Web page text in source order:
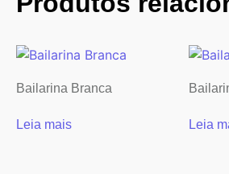
Bailarina Branca
Leia mais Leia